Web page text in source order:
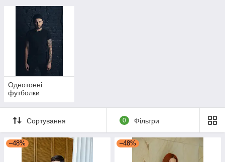
Однотонні
футболки
Сортування 0 Фільтри
–48% –48%